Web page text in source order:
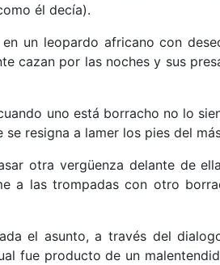
él decía).
un leopardo africano con
cazan por las noches y sus
uno está borracho no lo
resigna a lamer los pies del
otra vergüenza delante de
a las trompadas con otro
el asunto, a través del
fue producto de un